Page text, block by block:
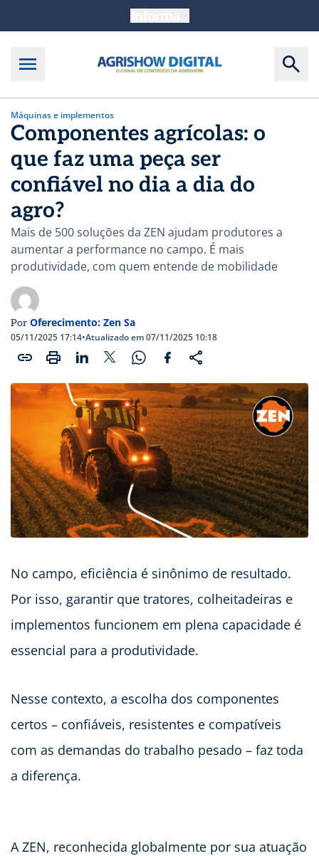
Máquinas e implementos
Componentes agrícolas: o
que faz uma peça ser
confiável no dia a dia do
agro?
Mais de 500 soluções da ZEN ajudam produtores a
aumentar a performance no campo. É mais
produtividade, com quem entende de mobilidade
Por Oferecimento: Zen Sa
05/11/2025 17:14•Atualizado em 07/11/2025 10:18
No campo, eficiência é sinônimo de resultado.
Por isso, garantir que tratores, colheitadeiras e
implementos funcionem em plena capacidade é
essencial para a produtividade.
Nesse contexto, a escolha dos componentes
certos – confiáveis, resistentes e compatíveis
com as demandas do trabalho pesado – faz toda
a diferença.
A ZEN, reconhecida globalmente por sua atuação